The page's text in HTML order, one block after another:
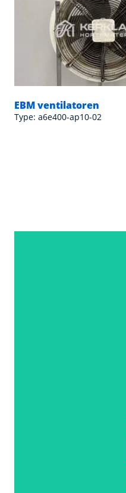
EBM ventilatoren
Type: a6e400-ap10-02